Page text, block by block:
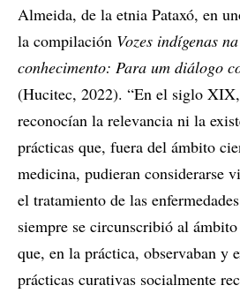
Almeida, de la etnia Pataxó, en
la compilación Vozes indígenas
conhecimento: Para um diálogo
(Hucitec, 2022). “En el siglo
reconocían la relevancia ni la
prácticas que, fuera del ámbito
medicina, pudieran considerarse
el tratamiento de las
siempre se circunscribió al
que, en la práctica, observaban y
prácticas curativas socialmente